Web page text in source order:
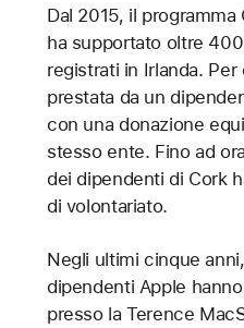
Dal 2015, il
ha supportato oltre
registrati in Irlanda.
prestata da un
con una donazione
stesso ente. Fino ad
dei dipendenti di Cork
di volontariato.
Negli ultimi cinque
dipendenti Apple
presso la Terence